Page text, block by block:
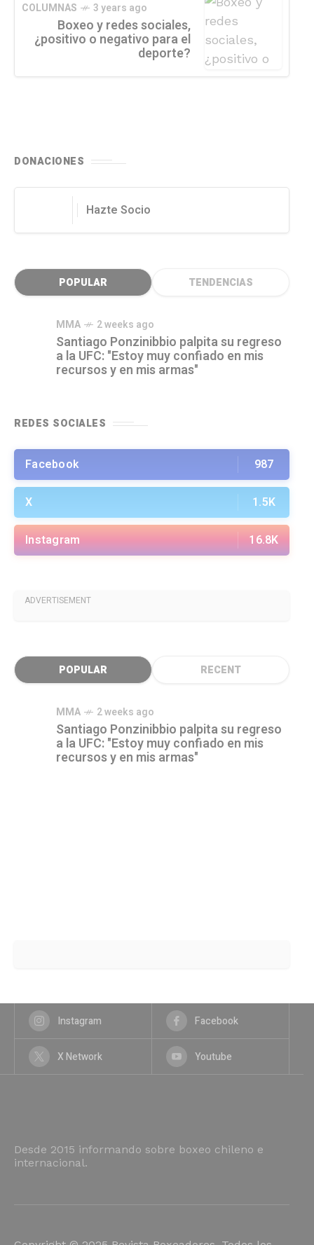
COLUMNAS 3 years ago
Boxeo y redes sociales,
¿positivo o negativo para el
deporte?
DONACIONES
Hazte Socio
POPULAR TENDENCIAS
MMA 2 weeks ago
Santiago Ponzinibbio palpita su regreso
a la UFC: "Estoy muy confiado en mis
recursos y en mis armas"
REDES SOCIALES
Facebook 987
X 1.5K
Instagram 16.8K
ADVERTISEMENT
POPULAR RECENT
MMA 2 weeks ago
Santiago Ponzinibbio palpita su regreso
a la UFC: "Estoy muy confiado en mis
recursos y en mis armas"
Instagram Facebook
X Network Youtube
Desde 2015 informando sobre boxeo chileno e
internacional.